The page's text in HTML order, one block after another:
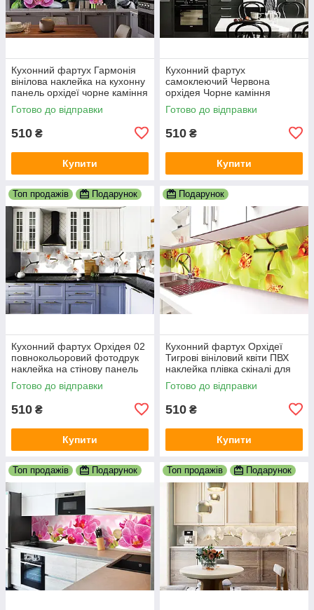
Кухонний фартух Гармонія
вінілова наклейка на кухонну
панель орхідеї чорне каміння
бамбук 600х2000 мм
Готово до відправки
510 ₴
Купити
Кухонний фартух
самоклеючий Червона
орхідея Чорне каміння
скинало для кухні наклейка
ПВХ чорний 600х2000 мм
Готово до відправки
510 ₴
Купити
Топ продажів Подарунок
Кухонний фартух Орхідея 02
повнокольоровий фотодрук
наклейка на стінову панель
кухні 600х2000 мм
Готово до відправки
510 ₴
Купити
Подарунок
Кухонний фартух Орхідеї
Тигрові вініловий квіти ПВХ
наклейка плівка скіналі для
кухні жовтий 600х2000 мм
Готово до відправки
510 ₴
Купити
Топ продажів Подарунок Топ продажів Подарунок